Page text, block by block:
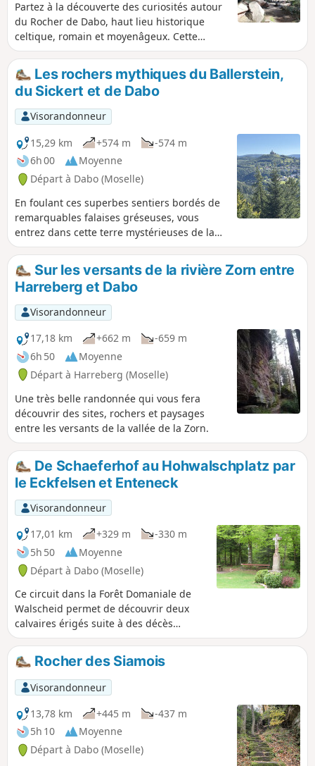
Partez à la découverte des curiosités autour
du Rocher de Dabo, haut lieu historique
celtique, romain et moyenâgeux. Cette
randonnée autour du massif du Ballerstein
est un concentré de ce qu'il y a de plus
beau : rochers remarquables et falaises de
grès, points de vues sur les forêts de
résineux et les localités alentour, sentiers
bucoliques riches en histoire et légendes.
Vous entrez dans le royaume de Baldur, dieu
celte de la lumière.
Les rochers mythiques du Ballerstein,
du Sickert et de Dabo
Visorandonneur
15,29 km
+574 m
-574 m
6h 00
Moyenne
Départ à Dabo (Moselle)
En foulant ces superbes sentiers bordés de
remarquables falaises gréseuses, vous
entrez dans cette terre mystérieuses de la
région de Dabo qui a été marquée par une
forte présence celte. Les sites remarquables
du Ballerstein, territoire du dieu Baldur, dieu
celte de la lumière, du Sickert et de Dabo
rassemblent un grand nombre de curiosités
géologiques parcourus par des sentiers
ombragés et bucoliques ou alternent
plusieurs magnifiques panoramas.
Sur les versants de la rivière Zorn entre
Harreberg et Dabo
Visorandonneur
17,18 km
+662 m
-659 m
6h 50
Moyenne
Départ à Harreberg (Moselle)
Une très belle randonnée qui vous fera
découvrir des sites, rochers et paysages
entre les versants de la vallée de la Zorn.
De Schaeferhof au Hohwalschplatz par
le Eckfelsen et Enteneck
Visorandonneur
17,01 km
+329 m
-330 m
5h 50
Moyenne
Départ à Dabo (Moselle)
Ce circuit dans la Forêt Domaniale de
Walscheid permet de découvrir deux
calvaires érigés suite à des décès
accidentels mais aussi un cimetière
gallo-romain très bien préservé, une
superbe vue sur la Chapelle Saint-Léon
du Dabo et un beau rocher d'escalade.
Le retour le long de la Zorn en fait une
promenade très bucolique.
Rocher des Siamois
Visorandonneur
13,78 km
+445 m
-437 m
5h 10
Moyenne
Départ à Dabo (Moselle)